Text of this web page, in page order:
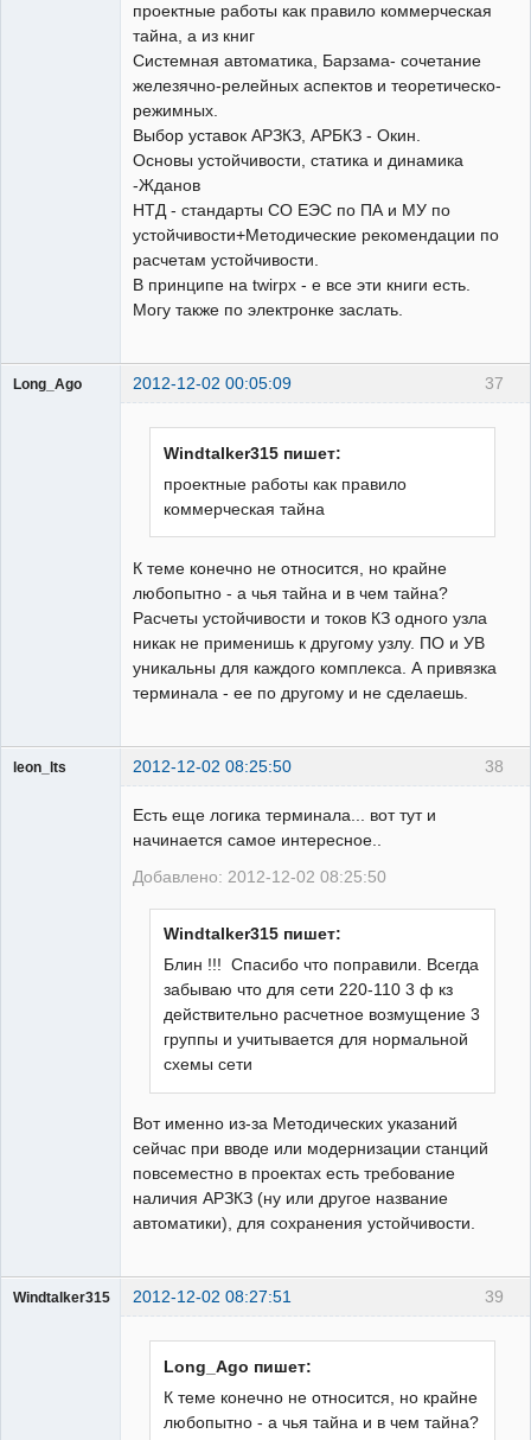
проектные работы как правило коммерческая
тайна, а из книг
Системная автоматика, Барзама- сочетание
железячно-релейных аспектов и теоретическо-
режимных.
Выбор уставок АРЗКЗ, АРБКЗ - Окин.
Основы устойчивости, статика и динамика
-Жданов
НТД - стандарты СО ЕЭС по ПА и МУ по
устойчивости+Методические рекомендации по
расчетам устойчивости.
В принципе на twirpx - е все эти книги есть.
Могу также по электронке заслать.
37
Long_Ago 2012-12-02 00:05:09
Windtalker315 пишет:
проектные работы как правило
коммерческая тайна
К теме конечно не относится, но крайне
любопытно - а чья тайна и в чем тайна?
Расчеты устойчивости и токов КЗ одного узла
никак не применишь к другому узлу. ПО и УВ
уникальны для каждого комплекса. А привязка
терминала - ее по другому и не сделаешь.
38
leon_lts 2012-12-02 08:25:50
Есть еще логика терминала... вот тут и
начинается самое интересное..
Добавлено: 2012-12-02 08:25:50
Windtalker315 пишет:
Блин !!! Спасибо что поправили. Всегда
забываю что для сети 220-110 3 ф кз
действительно расчетное возмущение 3
группы и учитывается для нормальной
схемы сети
Вот именно из-за Методических указаний
сейчас при вводе или модернизации станций
повсеместно в проектах есть требование
наличия АРЗКЗ (ну или другое название
автоматики), для сохранения устойчивости.
39
Windtalker315 2012-12-02 08:27:51
Long_Ago пишет:
К теме конечно не относится, но крайне
любопытно - а чья тайна и в чем тайна?